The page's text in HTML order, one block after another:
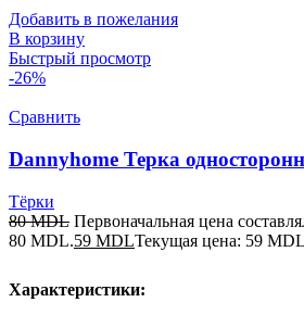
Добавить в пожелания
В корзину
Быстрый просмотр
-26%
Сравнить
Dannyhome Терка
Тёрки
80MDL Первоначальная цена
80 MDL.59 MDLТекущая цена: 59
Характеристики: